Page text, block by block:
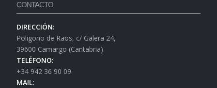
CONTACTO
DIRECCIÓN:
Poligono de Raos, c/ Galera 24,
39600 Camargo (Cantabria)
TELÉFONO:
+34 942 36 90 09
MAIL: